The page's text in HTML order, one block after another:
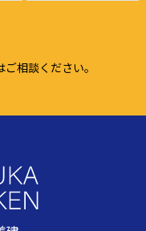
相談ください。